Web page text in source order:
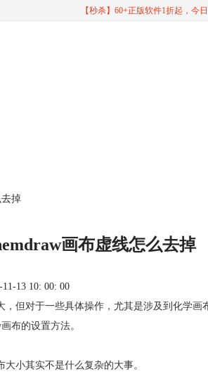
【秒杀】60+正版软件1折起，今
去掉
画布虚线怎么去掉
13 10: 00: 00
但对于一些具体操作，尤其是涉及到化学
画布的设置方法。
小其实不是什么复杂的大事。